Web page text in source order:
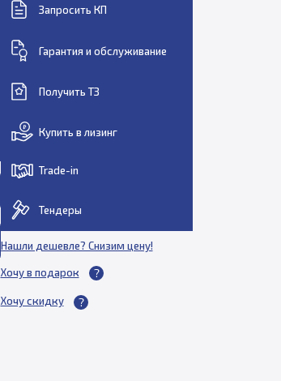
Запросить КП
Гарантия и обслуживание
Получить ТЗ
Купить в лизинг
Trade-in
Тендеры
Нашли дешевле? Снизим цену!
Хочу в подарок
Хочу скидку